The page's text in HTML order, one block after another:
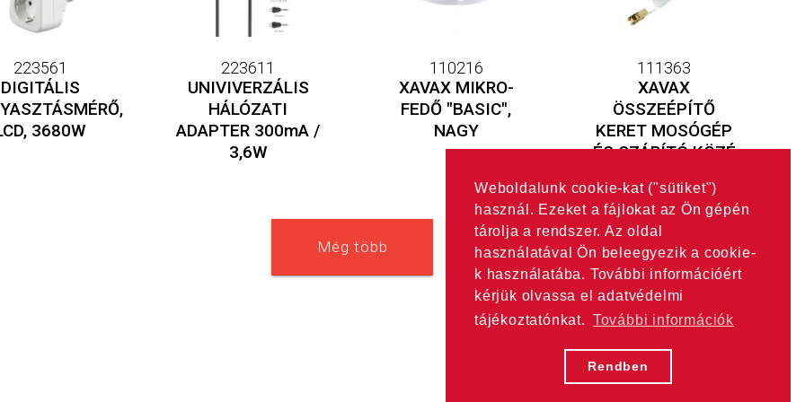
Weboldalunk cookie-kat ("sütiket")
használ. Ezeket a fájlokat az Ön gépén
tárolja a rendszer. Az oldal
használatával Ön beleegyezik a cookie-
k használatába. További információért
kérjük olvassa el adatvédelmi
tájékoztatónkat. További információk
Rendben
223561
DIGITÁLIS
3680W
223611
UNIVIVERZÁLIS
HÁLÓZATI
ADAPTER 300mA /
3,6W
110216
XAVAX MIKRO-
FEDŐ "BASIC",
NAGY
111363
XAVAX
ÖSSZEÉPÍTŐ
KERET MOSÓGÉP
ÉS SZÁRÍTÓ KÖZÉ
Még több